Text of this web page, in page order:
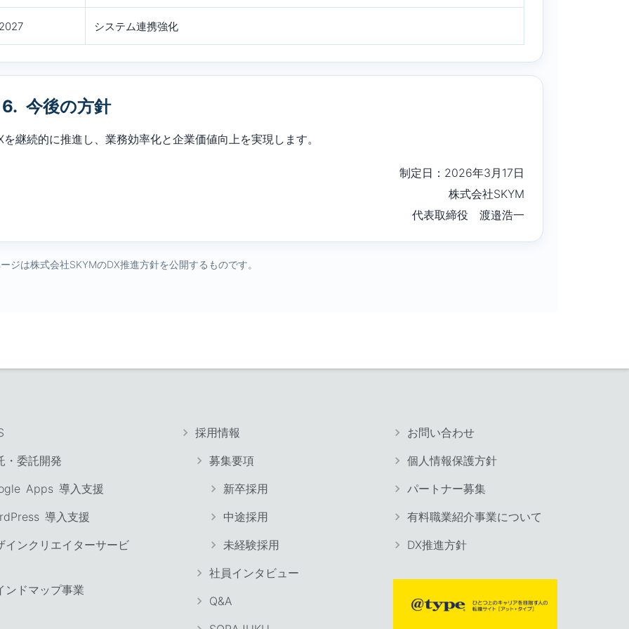
システム連携強化
6. 今後の方針
を継続的に推進し、業務効率化と企業価値向上を実現します。
制定日：2026年3月17日
株式会社SKYM
代表取締役 渡邉浩一
ジは株式会社SKYMのDX推進方針を公開するものです。
・委託開発
Apps 導入支援
導入支援
インクリエイターサービ
ンドマップ事業
採用情報
募集要項
新卒採用
中途採用
未経験採用
社員インタビュー
Q&A
お問い合わせ
個人情報保護方針
パートナー募集
有料職業紹介事業について
DX推進方針